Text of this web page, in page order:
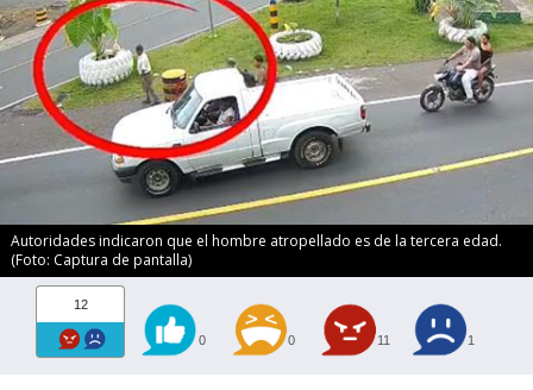
Autoridades indicaron que el hombre atropellado es de la tercera edad.
(Foto: Captura de pantalla)
12
0 0 11 1